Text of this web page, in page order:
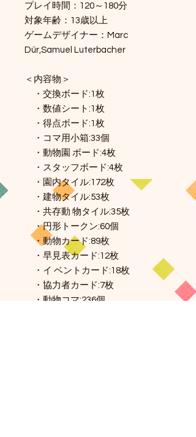
プレイ時間：120～180分
対象年齢：13歳以上
ゲームデザイナー：Marc
Dür,Samuel Luterbacher
＜内容物＞
・交換ボード:1枚
・数値シート:1枚
・得点ボード:1枚
・コマ用小箱:33個
・動物園 ボード:4枚
・スタッフボード:4枚
・園内タイル:172枚
・建物タイル:53枚
・共存動 物タイル:35枚
・円形トークン:60個
・動物カード:89枚
・早見表カード:12枚
・イ ベントカード:18枚
・協力者カード:7枚
・動物コマ:236個